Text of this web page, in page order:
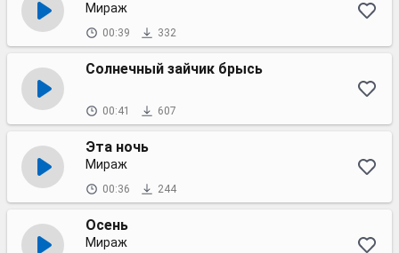
Мираж
00:39 332
Солнечный зайчик брысь
00:41 607
Эта ночь
Мираж
00:36 244
Осень
Мираж